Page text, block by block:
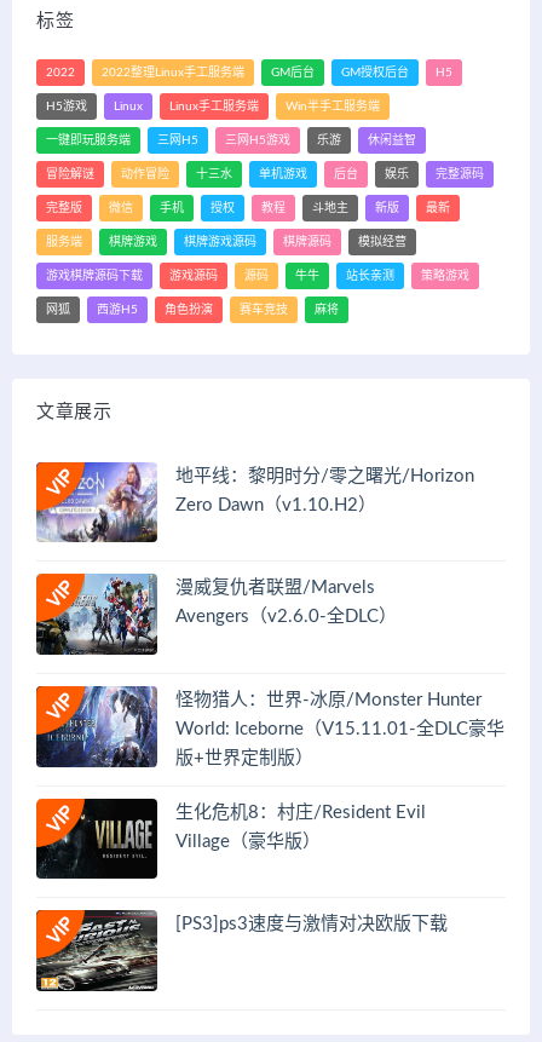
标签
2022 2022整理Linux手工服务端 GM后台 GM授权后台 H5
H5游戏 Linux Linux手工服务端 Win半手工服务端
一键即玩服务端 三网H5 三网H5游戏 乐游 休闲益智
冒险解谜 动作冒险 十三水 单机游戏 后台 娱乐 完整源码
完整版 微信 手机 授权 教程 斗地主 新版 最新
服务端 棋牌游戏 棋牌游戏源码 棋牌源码 模拟经营
游戏棋牌源码下载 游戏源码 源码 牛牛 站长亲测 策略游戏
网狐 西游H5 角色扮演 赛车竞技 麻将
文章展示
地平线：黎明时分/零之曙光/Horizon
Zero Dawn（v1.10.H2）
漫威复仇者联盟/Marvels
Avengers（v2.6.0-全DLC）
怪物猎人：世界-冰原/Monster Hunter
World: Iceborne（V15.11.01-全DLC豪华
版+世界定制版）
生化危机8：村庄/Resident Evil
Village（豪华版）
[PS3]ps3速度与激情对决欧版下载